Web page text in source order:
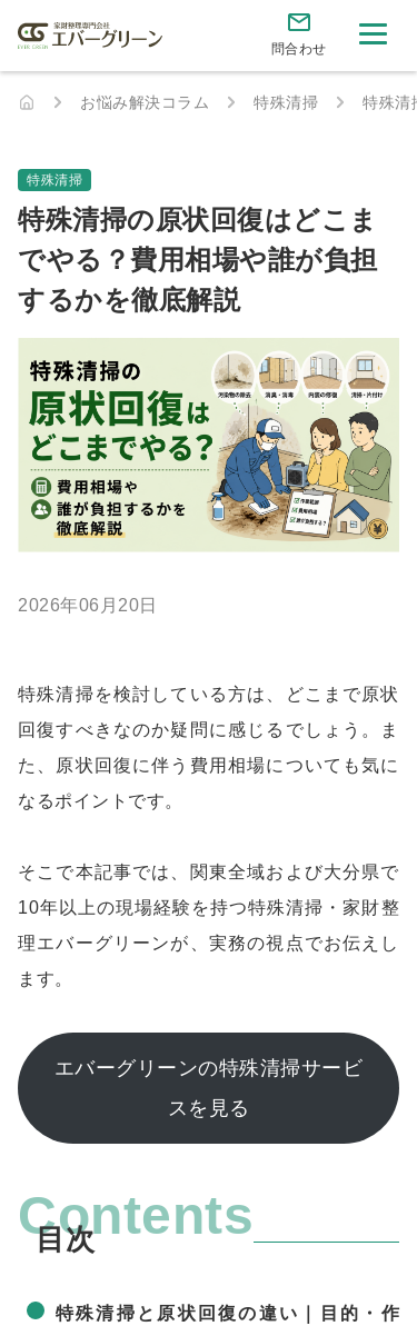
問合わせ
お悩み解決コラム 特殊清掃 特殊清
特殊清掃
特殊清掃の原状回復はどこま
でやる？費用相場や誰が負担
するかを徹底解説
2026年06月20日
特殊清掃を検討している方は、どこまで原状
回復すべきなのか疑問に感じるでしょう。ま
た、原状回復に伴う費用相場についても気に
なるポイントです。
そこで本記事では、関東全域および大分県で
10年以上の現場経験を持つ特殊清掃・家財整
理エバーグリーンが、実務の視点でお伝えし
ます。
エバーグリーンの特殊清掃サービ
スを見る
Contents
特殊清掃と原状回復の違い｜目的・作